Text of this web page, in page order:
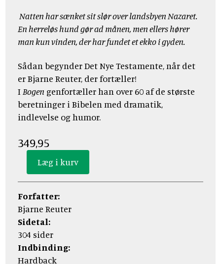
Natten har sænket sit slør over landsbyen Nazaret.
En herreløs hund gør ad månen, men ellers hører
man kun vinden, der har fundet et ekko i gyden.
Sådan begynder Det Nye Testamente, når det
er Bjarne Reuter, der fortæller!
IBogen genfortæller han over 60 af de største
beretninger i Bibelen med dramatik,
indlevelse og humor.
349,95
Forfatter:
Bjarne Reuter
Sidetal:
304 sider
Indbinding:
Hardback